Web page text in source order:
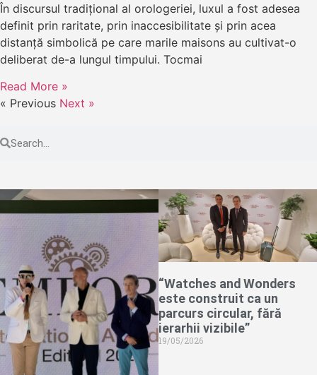
În discursul tradițional al orologeriei, luxul a fost adesea
definit prin raritate, prin inaccesibilitate și prin acea
distanță simbolică pe care marile maisons au cultivat-o
deliberat de-a lungul timpului. Tocmai
Read More »
« Previous Next »
“Watches and Wonders
este construit ca un
parcurs circular, fără
ierarhii vizibile”
19/05/2026